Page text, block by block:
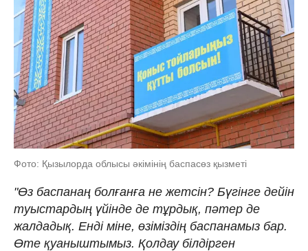
Фото: Қызылорда облысы әкімінің баспасөз қызметі
"Өз баспанаң болғанға не жетсін? Бүгінге дейін
туыстардың үйінде де тұрдық, пәтер де
жалдадық. Енді міне, өзіміздің баспанамыз бар.
Өте қуаныштымыз. Қолдау білдірген